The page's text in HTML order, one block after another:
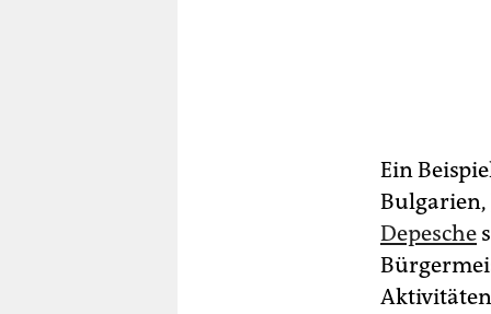
Ein
Bulgarien,
Depesche